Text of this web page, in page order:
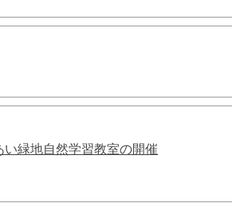
い緑地自然学習教室の開催